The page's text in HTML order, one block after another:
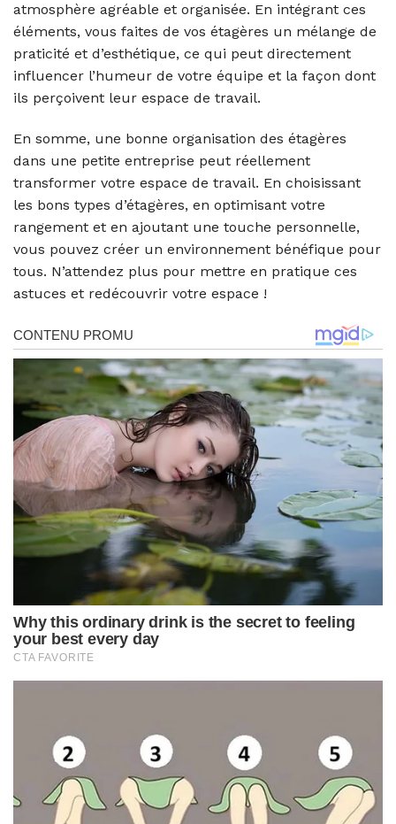
atmosphère agréable et organisée. En intégrant ces
éléments, vous faites de vos étagères un mélange de
praticité et d’esthétique, ce qui peut directement
influencer l’humeur de votre équipe et la façon dont
ils perçoivent leur espace de travail.
En somme, une bonne organisation des étagères
dans une petite entreprise peut réellement
transformer votre espace de travail. En choisissant
les bons types d’étagères, en optimisant votre
rangement et en ajoutant une touche personnelle,
vous pouvez créer un environnement bénéfique pour
tous. N’attendez plus pour mettre en pratique ces
astuces et redécouvrir votre espace !